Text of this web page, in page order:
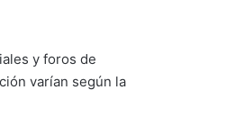
y foros de
varían según la